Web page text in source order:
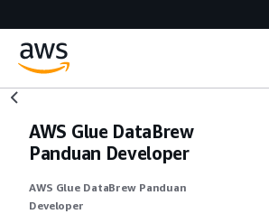
AWS Glue DataBrew
Panduan Developer
AWS Glue DataBrew Panduan
Developer